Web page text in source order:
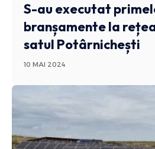
S-au executat
branșamente la
satul Potârnichești
10 MAI 2024